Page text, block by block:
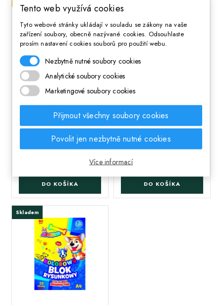
Taška na záda / sáček
DISNEY FROZEN Magic
Ice, 2943821
Cena
394 Kč
DO KOŠÍKA
;
náplní AstraBAG
Football, AC21,
503026033
DO KOŠÍKA
Skladem
Tento web využívá cookies
Tyto webové stránky ukládají v souladu se zákony na vaše
zařízení soubory, obecně nazývané cookies. Odsouhlaste
prosím nastavení cookies souborů pro použití webu.
Nezbytně nutné soubory cookies
Analytické soubory cookies
Marketingové soubory cookies
Přijmout všechny soubory cookies
Povolit jen nezbytně nutné cookies
Více informací